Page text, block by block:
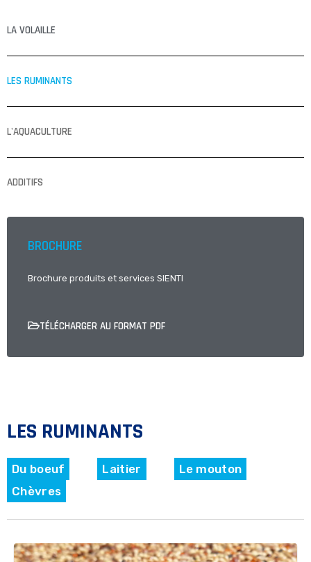
LA VOLAILLE
LES RUMINANTS
L'AQUACULTURE
ADDITIFS
BROCHURE
Brochure produits et services SIENTI
TÉLÉCHARGER AU FORMAT PDF
LES RUMINANTS
Du boeuf Laitier
Le mouton
Chèvres